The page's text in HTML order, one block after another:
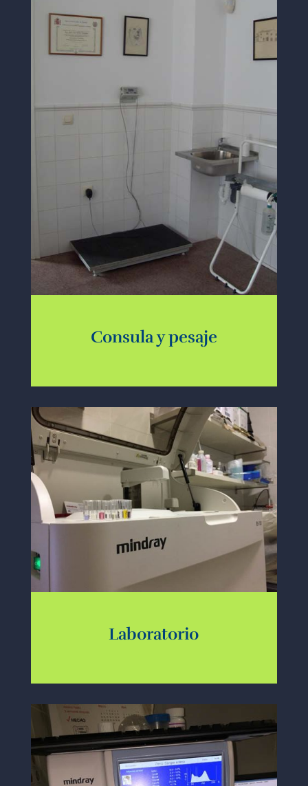
Consula y pesaje
Laboratorio